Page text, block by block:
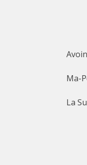
Ma-
La